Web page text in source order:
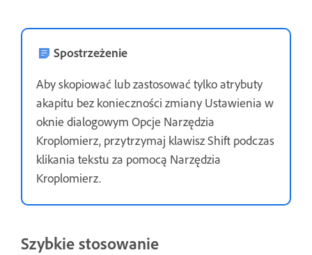
Spostrzeżenie
Aby skopiować lub zastosować tylko atrybuty
akapitu bez konieczności zmiany Ustawienia w
oknie dialogowym Opcje Narzędzia
Kroplomierz, przytrzymaj klawisz Shift podczas
klikania tekstu za pomocą Narzędzia
Kroplomierz.
Szybkie stosowanie